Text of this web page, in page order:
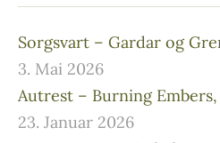
Sorgsvart – Gardar og
3. Mai 2026
Autrest – Burning
23. Januar 2026